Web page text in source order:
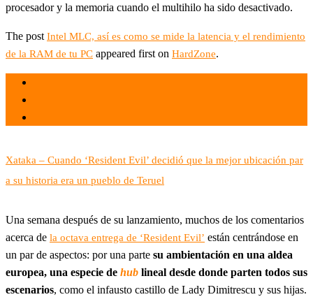
procesador y la memoria cuando el multihilo ha sido desactivado.
The post Intel MLC, así es como se mide la latencia y el rendimiento
de la RAM de tu PC appeared first on HardZone.
Xataka – Cuando ‘Resident Evil’ decidió que la mejor ubicación par
a su historia era un pueblo de Teruel
Una semana después de su lanzamiento, muchos de los comentarios
acerca de la octava entrega de ‘Resident Evil’ están centrándose en
un par de aspectos: por una parte su ambientación en una aldea
europea, una especie de hub lineal desde donde parten todos sus
escenarios, como el infausto castillo de Lady Dimitrescu y sus hijas.